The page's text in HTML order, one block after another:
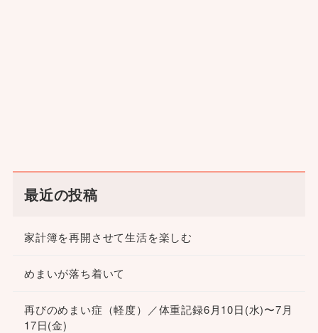
最近の投稿
家計簿を再開させて生活を楽しむ
めまいが落ち着いて
再びのめまい症（軽度）／体重記録6月10日(水)〜7月
17日(金)